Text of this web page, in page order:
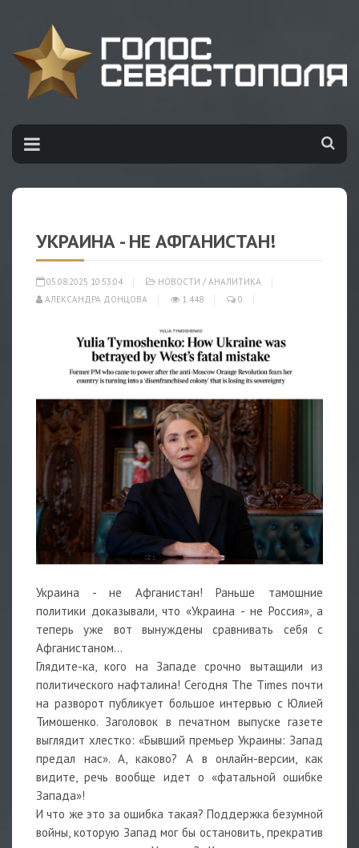
УКРАИНА - НЕ АФГАНИСТАН!
05.08.2025 10:53:04 НОВОСТИ / АНАЛИТИКА
АЛЕКСАНДРА ДОНЦОВА
1 448 0
Украина - не Афганистан! Раньше тамошние
политики доказывали, что «Украина - не Россия», а
теперь уже вот вынуждены сравнивать себя с
Афганистаном…
Глядите-ка, кого на Западе срочно вытащили из
политического нафталина! Сегодня The Times почти
на разворот публикует большое интервью с Юлией
Тимошенко. Заголовок в печатном выпуске газете
выглядит хлестко: «Бывший премьер Украины: Запад
предал нас». А, каково? А в онлайн-версии, как
видите, речь вообще идет о «фатальной ошибке
Запада»!
И что же это за ошибка такая? Поддержка безумной
войны, которую Запад мог бы остановить, прекратив